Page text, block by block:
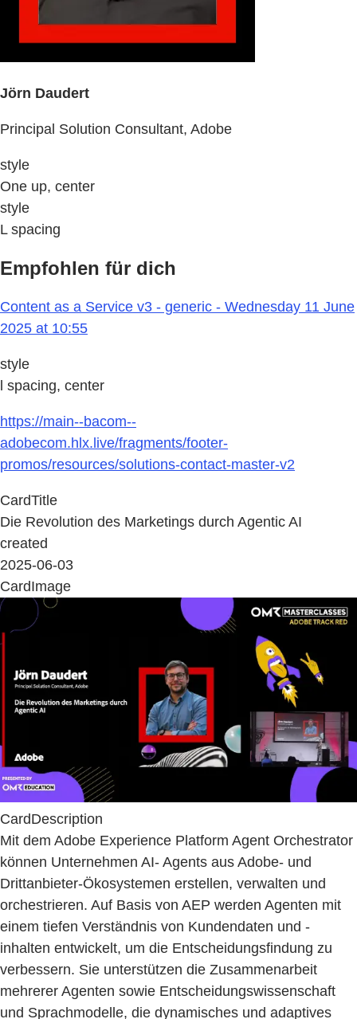
Jörn Daudert
Principal Solution Consultant, Adobe
style
One up, center
style
L spacing
Empfohlen für dich
Content as a Service v3 - generic - Wednesday 11 June
2025 at 10:55
style
l spacing, center
https://main--bacom--
adobecom.hlx.live/fragments/footer-
promos/resources/solutions-contact-master-v2
CardTitle
Die Revolution des Marketings durch Agentic AI
created
2025-06-03
CardImage
CardDescription
Mit dem Adobe Experience Platform Agent Orchestrator
können Unternehmen AI- Agents aus Adobe- und
Drittanbieter-Ökosystemen erstellen, verwalten und
orchestrieren. Auf Basis von AEP werden Agenten mit
einem tiefen Verständnis von Kundendaten und -
inhalten entwickelt, um die Entscheidungsfindung zu
verbessern. Sie unterstützen die Zusammenarbeit
mehrerer Agenten sowie Entscheidungswissenschaft
und Sprachmodelle, die dynamisches und adaptives